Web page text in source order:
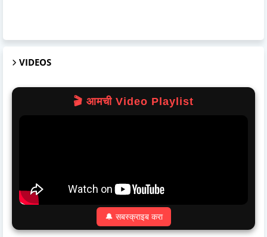
VIDEOS
🎬 आमची Video Playlist
🔔 सबस्क्राइब करा